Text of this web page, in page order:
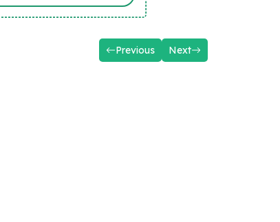
Previous Next